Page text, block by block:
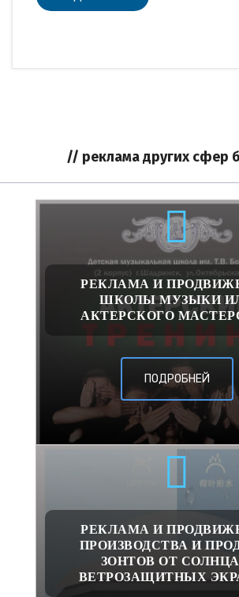
// реклама других сфер
РЕКЛАМА И
ШКОЛЫ МУЗЫКИ
АКТЕРСКОГО
ПОДРОБНЕЙ
РЕКЛАМА И
ПРОИЗВОДСТВА И
ЗОНТОВ ОТ
ВЕТРОЗАЩИТНЫХ